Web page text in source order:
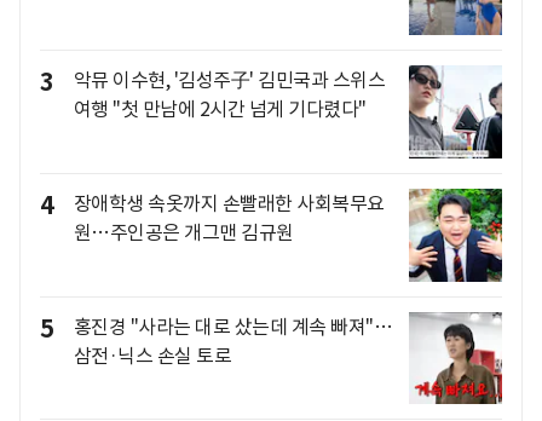
3
악뮤 이수현, '김성주子' 김민국과 스위스
여행 "첫 만남에 2시간 넘게 기다렸다"
4
장애학생 속옷까지 손빨래한 사회복무요
원…주인공은 개그맨 김규원
5
홍진경 "사라는 대로 샀는데 계속 빠져"…
삼전·닉스 손실 토로